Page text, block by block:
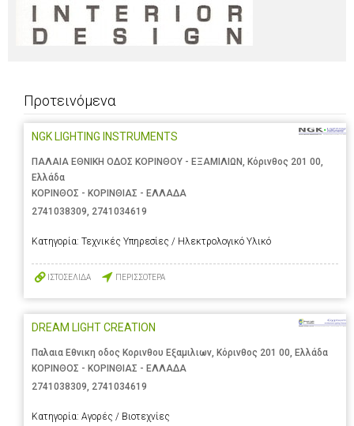
Προτεινόμενα
NGK LIGHTING INSTRUMENTS
ΠΑΛΑΙΑ ΕΘΝΙΚΗ ΟΔΟΣ ΚΟΡΙΝΘΟΥ - ΕΞΑΜΙΛΙΩΝ, Κόρινθος 201 00,
Ελλάδα
ΚΟΡΙΝΘΟΣ - ΚΟΡΙΝΘΙΑΣ - ΕΛΛΑΔΑ
2741038309, 2741034619
Κατηγορία: Τεχνικές Υπηρεσίες / Ηλεκτρολογικό Υλικό
ΙΣΤΟΣΕΛΙΔΑ ΠΕΡΙΣΣΟΤΕΡΑ
DREAM LIGHT CREATION
Παλαια Εθνικη οδος Κορινθου Εξαμιλιων, Κόρινθος 201 00, Ελλάδα
ΚΟΡΙΝΘΟΣ - ΚΟΡΙΝΘΙΑΣ - ΕΛΛΑΔΑ
2741038309, 2741034619
Κατηγορία: Αγορές / Βιοτεχνίες